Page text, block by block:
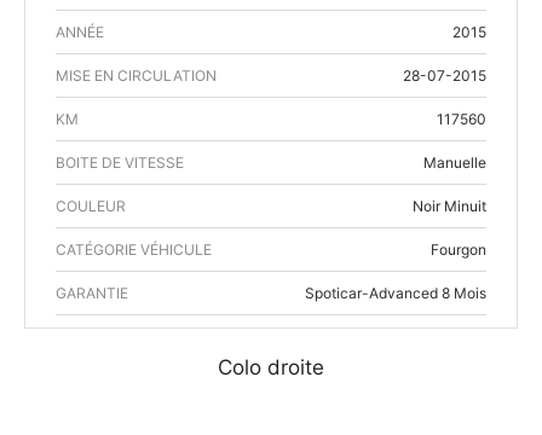
ANNÉE 2015
MISE EN CIRCULATION 28-07-2015
KM 117560
BOITE DE VITESSE Manuelle
COULEUR Noir Minuit
CATÉGORIE VÉHICULE Fourgon
GARANTIE Spoticar-Advanced 8 Mois
Colo droite